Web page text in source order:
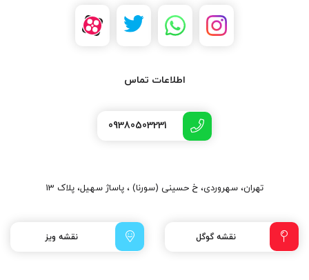
اطلاعات تماس
09380503231
تهران، سهروردی، خ حسینی (سورنا) ، پاساژ سهیل، پلاک 13
نقشه گوگل نقشه ویز